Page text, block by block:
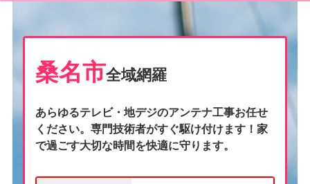
桑名市全域網羅
あらゆるテレビ・地デジのアンテナ工事お任せ
ください。専門技術者がすぐ駆け付けます！家
で過ごす大切な時間を快適に守ります。